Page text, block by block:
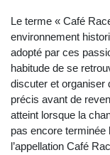
Le terme « Café
environnement
adopté par ces
habitude de se
discuter et organiser
précis avant de
atteint lorsque la
pas encore terminée
l’appellation Café